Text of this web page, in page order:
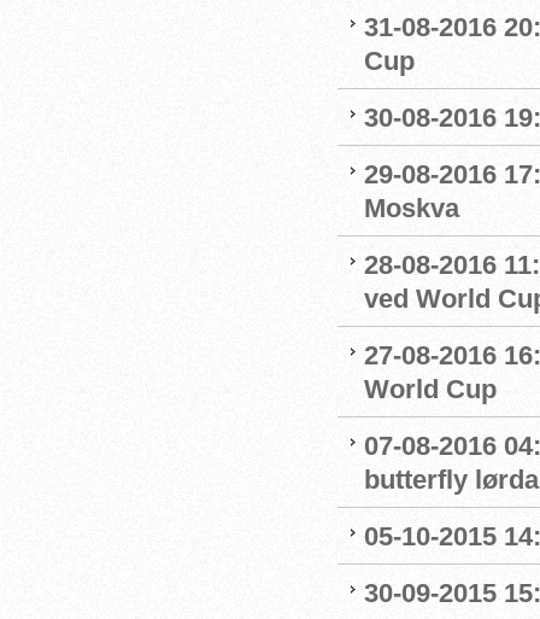
31-08-2016
Cup
30-08-2016
29-08-2016
Moskva
28-08-2016
ved World
27-08-2016
World Cup
07-08-2016
butterfly
05-10-2015
30-09-2015